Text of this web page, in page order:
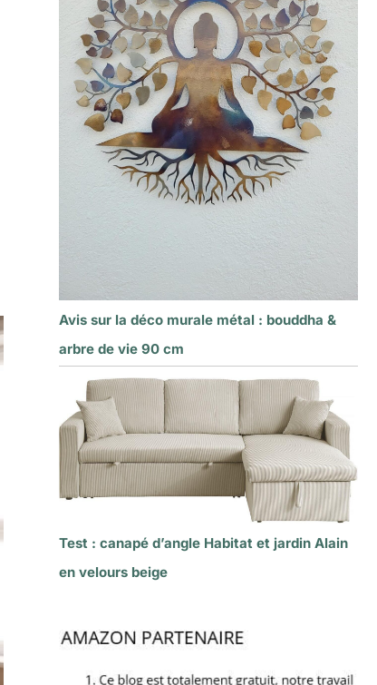
Avis sur la déco murale métal : bouddha &
arbre de vie 90 cm
Test : canapé d’angle Habitat et jardin Alain
en velours beige